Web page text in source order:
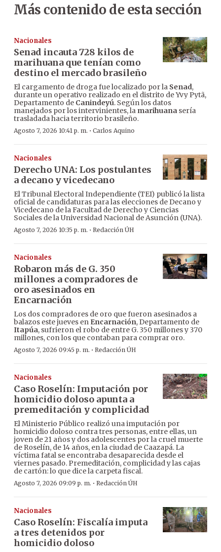
Más contenido de esta sección
Nacionales
Senad incauta 728 kilos de
marihuana que tenían como
destino el mercado brasileño
El cargamento de droga fue localizado por la Senad,
durante un operativo realizado en el distrito de Yvy Pytã,
Departamento de Canindeyú. Según los datos
manejados por los intervinientes, la marihuana sería
trasladada hacia territorio brasileño.
Agosto 7, 2026 10:41 p. m. · Carlos Aquino
Nacionales
Derecho UNA: Los postulantes
a decano y vicedecano
El Tribunal Electoral Independiente (TEI) publicó la lista
oficial de candidaturas para las elecciones de Decano y
Vicedecano de la Facultad de Derecho y Ciencias
Sociales de la Universidad Nacional de Asunción (UNA).
Agosto 7, 2026 10:35 p. m. · Redacción ÚH
Nacionales
Robaron más de G. 350
millones a compradores de
oro asesinados en
Encarnación
Los dos compradores de oro que fueron asesinados a
balazos este jueves en Encarnación, Departamento de
Itapúa, sufrieron el robo de entre G. 350 millones y 370
millones, con los que contaban para comprar oro.
Agosto 7, 2026 09:45 p. m. · Redacción ÚH
Nacionales
Caso Roselín: Imputación por
homicidio doloso apunta a
premeditación y complicidad
El Ministerio Público realizó una imputación por
homicidio doloso contra tres personas, entre ellas, un
joven de 21 años y dos adolescentes por la cruel muerte
de Roselín, de 14 años, en la ciudad de Caazapá. La
víctima fatal se encontraba desaparecida desde el
viernes pasado. Premeditación, complicidad y las cajas
de cartón: lo que dice la carpeta fiscal.
Agosto 7, 2026 09:09 p. m. · Redacción ÚH
Nacionales
Caso Roselín: Fiscalía imputa
a tres detenidos por
homicidio doloso